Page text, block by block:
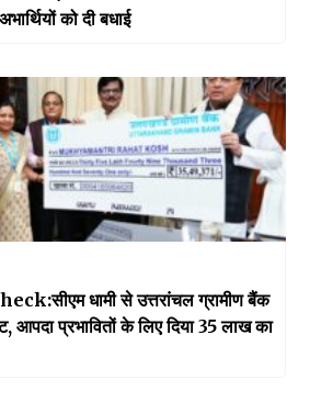
को दी बधाई
धामी से उत्तरांचल ग्रामीण बैंक
आपदा प्रभावितों के लिए दिया 35 लाख का